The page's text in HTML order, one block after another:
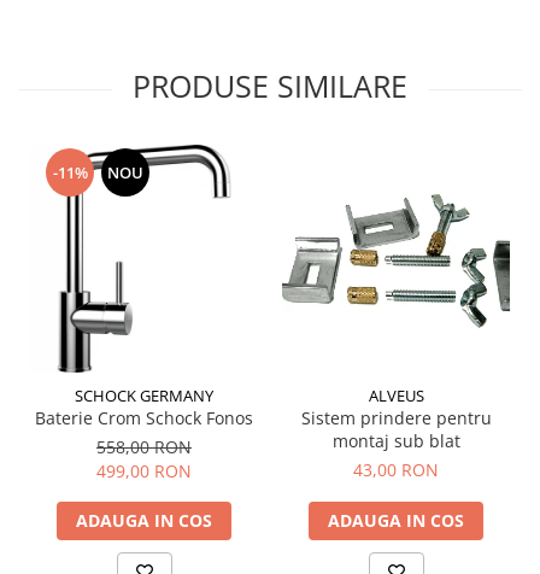
PRODUSE SIMILARE
-11% NOU
SCHOCK GERMANY
Baterie Crom Schock Fonos
558,00 RON
499,00 RON
ADAUGA IN COS
ALVEUS
Sistem prindere pentru
montaj sub blat
43,00 RON
ADAUGA IN COS